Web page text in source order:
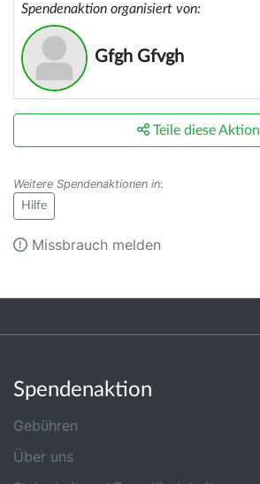
Spendenaktion organisiert von:
Gfgh Gfvgh
Teile diese Aktion
Weitere Spendenaktionen in:
Hilfe
Missbrauch melden
Spendenaktion
Gebühren
Über uns